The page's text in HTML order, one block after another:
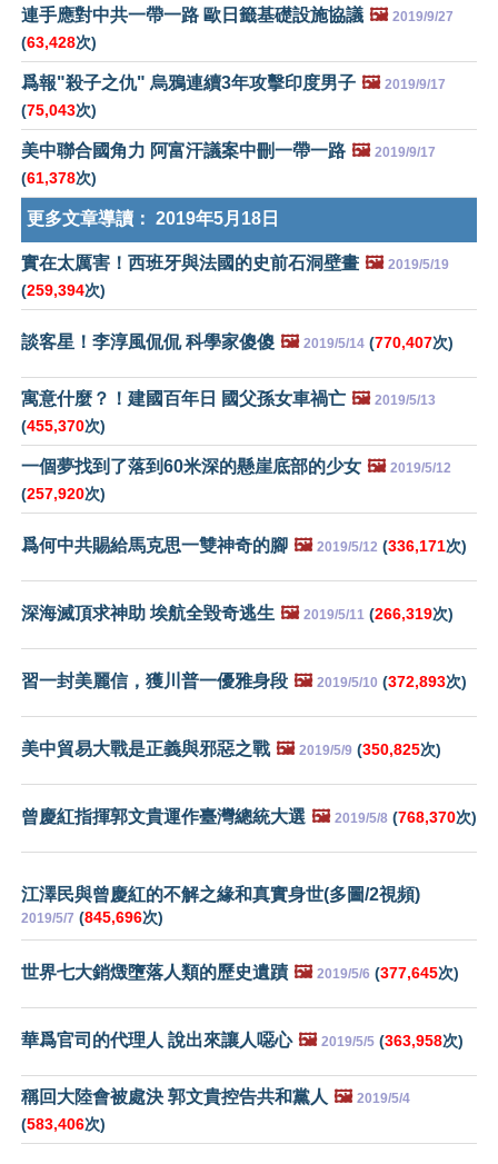
連手應對中共一帶一路 歐日籤基礎設施協議 🖼️ 2019/9/27
(63,428次)
爲報"殺子之仇" 烏鴉連續3年攻擊印度男子 🖼️ 2019/9/17
(75,043次)
美中聯合國角力 阿富汗議案中刪一帶一路 🖼️ 2019/9/17
(61,378次)
更多文章導讀： 2019年5月18日
實在太厲害！西班牙與法國的史前石洞壁畫 🖼️ 2019/5/19
(259,394次)
談客星！李淳風侃侃 科學家傻傻 🖼️ 2019/5/14 (770,407次)
寓意什麼？！建國百年日 國父孫女車禍亡 🖼️ 2019/5/13
(455,370次)
一個夢找到了落到60米深的懸崖底部的少女 🖼️ 2019/5/12
(257,920次)
爲何中共賜給馬克思一雙神奇的腳 🖼️ 2019/5/12 (336,171次)
深海滅頂求神助 埃航全毀奇逃生 🖼️ 2019/5/11 (266,319次)
習一封美麗信，獲川普一優雅身段 🖼️ 2019/5/10 (372,893次)
美中貿易大戰是正義與邪惡之戰 🖼️ 2019/5/9 (350,825次)
曾慶紅指揮郭文貴運作臺灣總統大選 🖼️ 2019/5/8 (768,370次)
江澤民與曾慶紅的不解之緣和真實身世(多圖/2視頻)
2019/5/7 (845,696次)
世界七大銷燬墮落人類的歷史遺蹟 🖼️ 2019/5/6 (377,645次)
華爲官司的代理人 說出來讓人噁心 🖼️ 2019/5/5 (363,958次)
稱回大陸會被處決 郭文貴控告共和黨人 🖼️ 2019/5/4
(583,406次)